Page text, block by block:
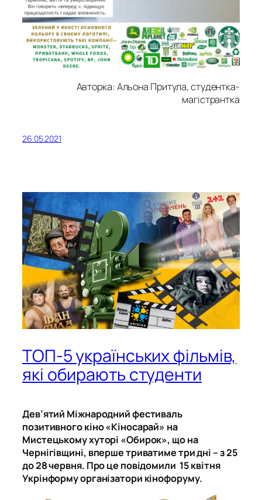
Авторка: Альона Притула, студентка-
магістрантка
26.05.2021
ТОП-5 українських фільмів,
які обирають студенти
Дев’ятий Міжнародний фестиваль
позитивного кіно «Кіносарай» на
Мистецькому хуторі «Обирок», що на
Чернігівщині, вперше триватиме три дні – з 25
до 28 червня. Про це повідомили 15 квітня
Укрінформу організатори кінофоруму.